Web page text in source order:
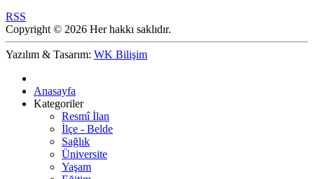
RSS
Copyright © 2026 Her hakkı saklıdır.
Yazılım & Tasarım: WK Bilişim
Anasayfa
Kategoriler
Resmî İlan
İlçe - Belde
Sağlık
Üniversite
Yaşam